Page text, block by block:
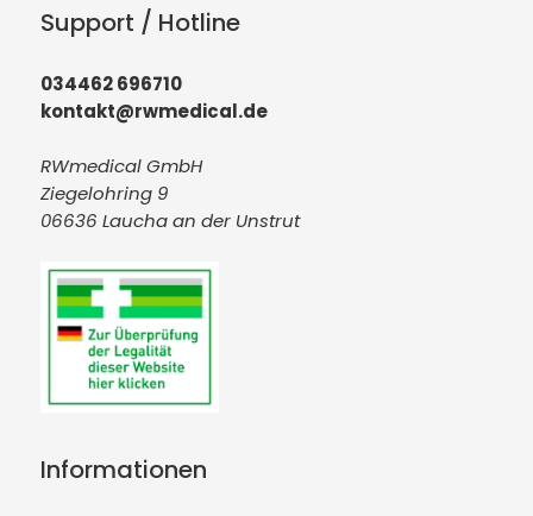
Support / Hotline
034462 696710
kontakt@rwmedical.de
RWmedical GmbH
Ziegelohring 9
06636 Laucha an der Unstrut
Informationen